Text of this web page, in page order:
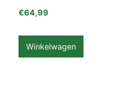
€64,99
Winkelwagen